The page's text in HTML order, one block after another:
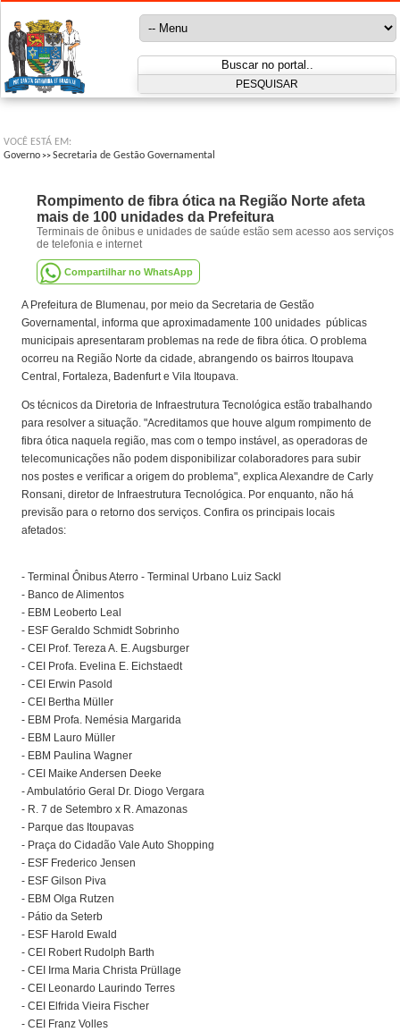
VOCÊ ESTÁ EM:
Governo >>Secretaria de Gestão Governamental
Rompimento de fibra ótica na Região Norte afeta
mais de 100 unidades da Prefeitura
Terminais de ônibus e unidades de saúde estão sem acesso aos serviços
de telefonia e internet
Compartilhar no WhatsApp
A Prefeitura de Blumenau, por meio da Secretaria de Gestão
Governamental, informa que aproximadamente 100 unidades públicas
municipais apresentaram problemas na rede de fibra ótica. O problema
ocorreu na Região Norte da cidade, abrangendo os bairros Itoupava
Central, Fortaleza, Badenfurt e Vila Itoupava.
Os técnicos da Diretoria de Infraestrutura Tecnológica estão trabalhando
para resolver a situação. "Acreditamos que houve algum rompimento de
fibra ótica naquela região, mas com o tempo instável, as operadoras de
telecomunicações não podem disponibilizar colaboradores para subir
nos postes e verificar a origem do problema", explica Alexandre de Carly
Ronsani, diretor de Infraestrutura Tecnológica. Por enquanto, não há
previsão para o retorno dos serviços. Confira os principais locais
afetados:
- Terminal Ônibus Aterro - Terminal Urbano Luiz Sackl
- Banco de Alimentos
- EBM Leoberto Leal
- ESF Geraldo Schmidt Sobrinho
- CEI Prof. Tereza A. E. Augsburger
- CEI Profa. Evelina E. Eichstaedt
- CEI Erwin Pasold
- CEI Bertha Müller
- EBM Profa. Nemésia Margarida
- EBM Lauro Müller
- EBM Paulina Wagner
- CEI Maike Andersen Deeke
- Ambulatório Geral Dr. Diogo Vergara
- R. 7 de Setembro x R. Amazonas
- Parque das Itoupavas
- Praça do Cidadão Vale Auto Shopping
- ESF Frederico Jensen
- ESF Gilson Piva
- EBM Olga Rutzen
- Pátio da Seterb
- ESF Harold Ewald
- CEI Robert Rudolph Barth
- CEI Irma Maria Christa Prüllage
- CEI Leonardo Laurindo Terres
- CEI Elfrida Vieira Fischer
- CEI Franz Volles